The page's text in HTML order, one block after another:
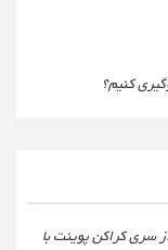
کنیم؟
از سری کراکن پوینت با